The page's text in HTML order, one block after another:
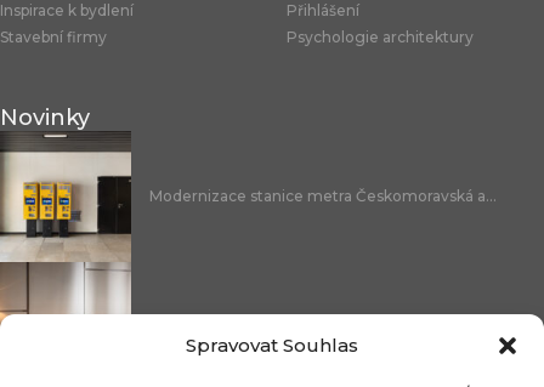
Spravovat Souhlas
Inspirace k bydlení
Stavební firmy
Přihlášení
Psychologie architektury
Novinky
Modernizace stanice metra Českomoravská a...